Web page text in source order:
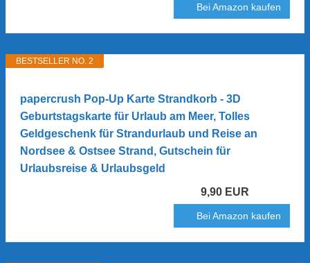
Bei Amazon kaufen
BESTSELLER NO. 2
papercrush Pop-Up Karte Strandkorb - 3D
Geburtstagskarte für Urlaub am Meer, Tolles
Geldgeschenk für Strandurlaub und Reise an
Nordsee & Ostsee Strand, Gutschein für
Urlaubsreise & Urlaubsgeld
9,90 EUR
Bei Amazon kaufen